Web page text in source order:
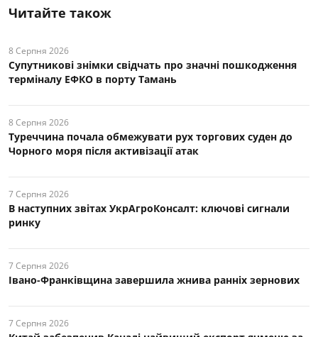
Читайте також
8 Серпня 2026
Супутникові знімки свідчать про значні пошкодження
терміналу ЕФКО в порту Тамань
8 Серпня 2026
Туреччина почала обмежувати рух торгових суден до
Чорного моря після активізації атак
7 Серпня 2026
В наступних звітах УкрАгроКонсалт: ключові cигнали
ринку
7 Серпня 2026
Івано-Франківщина завершила жнива ранніх зернових
7 Серпня 2026